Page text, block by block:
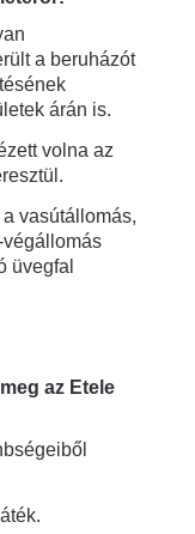
a beruházót
árán is.
volna az
vasútállomás,
üvegfal
az Etele